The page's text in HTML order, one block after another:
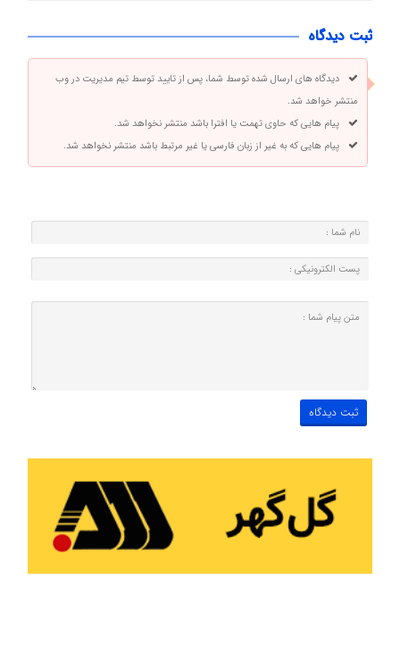
ثبت دیدگاه
دیدگاه های ارسال شده توسط شما، پس از تایید توسط تیم مدیریت در وب
منتشر خواهد شد.
پیام هایی که حاوی تهمت یا افترا باشد منتشر نخواهد شد.
پیام هایی که به غیر از زبان فارسی یا غیر مرتبط باشد منتشر نخواهد شد.